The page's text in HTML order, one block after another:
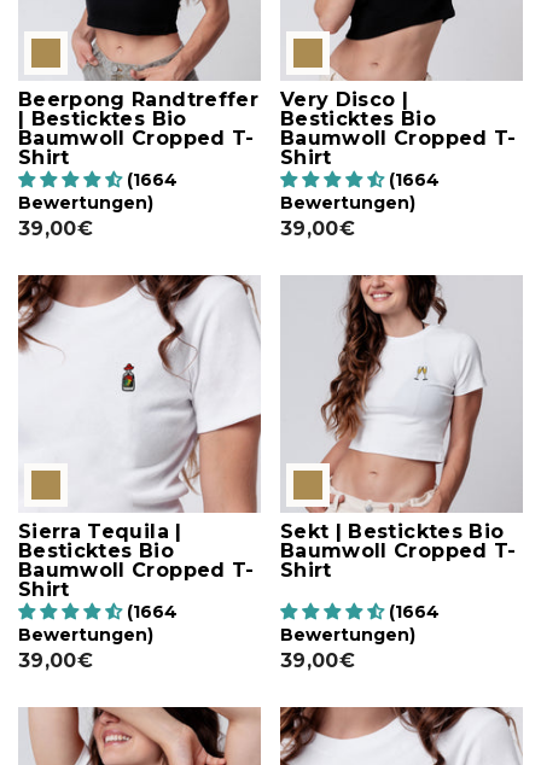
Beerpong Randtreffer
| Besticktes Bio
Baumwoll Cropped T-
Shirt
(1664
Bewertungen)
39,00€
Very Disco |
Besticktes Bio
Baumwoll Cropped T-
Shirt
(1664
Bewertungen)
39,00€
Sierra Tequila |
Besticktes Bio
Baumwoll Cropped T-
Shirt
(1664
Bewertungen)
39,00€
Sekt | Besticktes Bio
Baumwoll Cropped T-
Shirt
(1664
Bewertungen)
39,00€